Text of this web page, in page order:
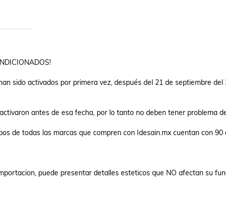
sido activados por primera vez, después del 21 de septiembre del
antes de esa fecha, por lo tanto no deben tener problema
de todas las marcas que compren con Idesain.mx cuentan con 90
puede presentar detalles esteticos que NO afectan su